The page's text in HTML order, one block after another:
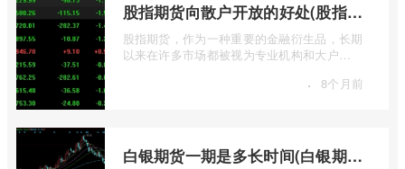
股指期货向散户开放的好处(股指期货对利空信息更加敏感吗)
股指期货，作为一种重要的金融衍生品，长期
以来在许多市场都被视为专业机构和大户
· 8个月前
白银期货一期是多长时间(白银期货涨幅一天最高多少)